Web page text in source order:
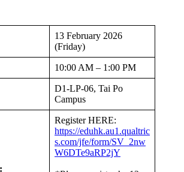
13 February 2026
(Friday)
10:00 AM – 1:00 PM
D1-LP-06, Tai Po
Campus
Register HERE:
https://eduhk.au1.qualtric
s.com/jfe/form/SV_2nw
W6DTe9aRP2jY